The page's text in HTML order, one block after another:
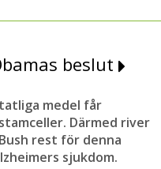
beslut
medel får
Därmed river
rest för denna
sjukdom.